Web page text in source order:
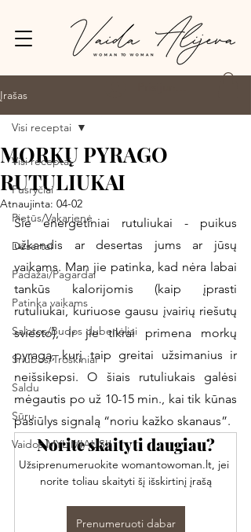
Įrašas
Visi receptai
Pusryčiai
Pietūs/Vakarienė
Desertai
Padažai/Pagardai
Patinka vaikams
Salotos/Budos dubenėliai
Sriubos/Troškiniai
Saldu
Sūru
Vaidos MYLIMIAUSI!
Visi receptai
MORKŲ PYRAGO
RUTULIUKAI
Atnaujinta: 04-02
Šie energetiniai rutuliukai - puikus
užkandis ar desertas jums ar jūsų
vaikams. Man jie patinka, kad nėra labai
tankūs kalorijomis (kaip įprasti
rutuliukai, kuriuose gausu įvairių riešutų
sviesto), ir jie tikrai primena morkų
pyragą, kurį taip greitai užsimanius ir
neišsikepsi. O šiais rutuliukais galėsi
mėgautis po už 10-15 min., kai tik kūnas
pasiūlys signalą “noriu kažko skanaus”.
Norite skaityti daugiau?
Užsiprenumeruokite womantowoman.lt, jei
norite toliau skaityti šį išskirtinį įrašą
Prenumeruoti dabar